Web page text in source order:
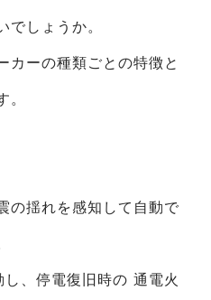
でしょうか。
カーの種類ごとの特徴と
の揺れを感知して自動で
、停電復旧時の 通電火